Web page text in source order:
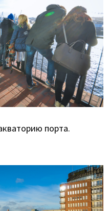
порта.